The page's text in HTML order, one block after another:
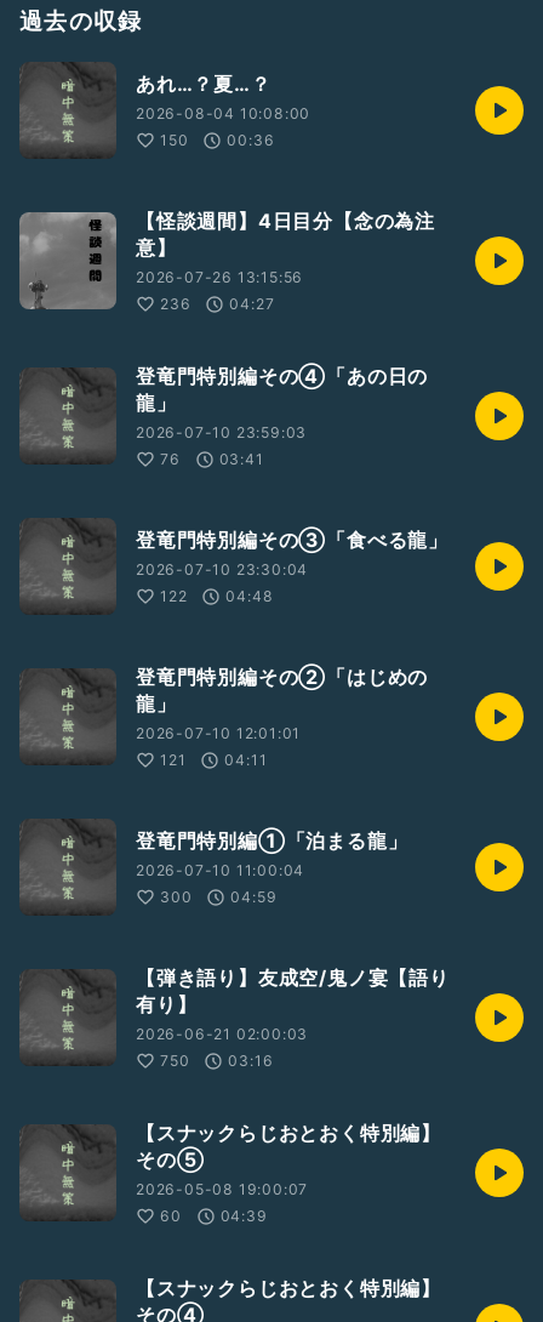
過去の収録
あれ…？夏…？
2026-08-04 10:08:00
150
00:36
【怪談週間】4日目分【念の為注
意】
2026-07-26 13:15:56
236
04:27
登竜門特別編その④「あの日の
龍」
2026-07-10 23:59:03
76
03:41
登竜門特別編その③「食べる龍」
2026-07-10 23:30:04
122
04:48
登竜門特別編その②「はじめの
龍」
2026-07-10 12:01:01
121
04:11
登竜門特別編①「泊まる龍」
2026-07-10 11:00:04
300
04:59
【弾き語り】友成空/鬼ノ宴【語り
有り】
2026-06-21 02:00:03
750
03:16
【スナックらじおとおく特別編】
その⑤
2026-05-08 19:00:07
60
04:39
【スナックらじおとおく特別編】
その④